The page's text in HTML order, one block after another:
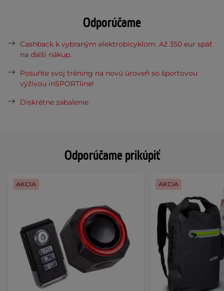
Odporúčame prikúpiť
AKCIA AKCIA
Odporúčame
Cashback k vybraným elektrobicyklom. Až 350 eur späť
na ďalší nákup.
Posuňte svoj tréning na novú úroveň so športovou
výživou inSPORTline!
Diskrétne zabalenie